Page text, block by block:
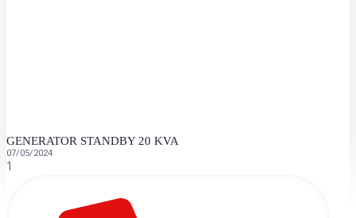
GENERATOR STANDBY 20 KVA
07/05/2024